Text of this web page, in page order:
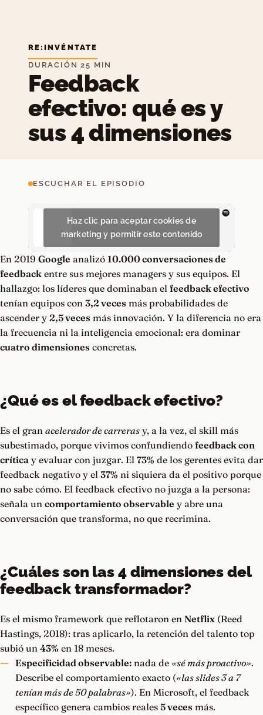
RE:INVÉNTATE
DURACIÓN 25 MIN
Feedback
efectivo: qué es y
sus 4 dimensiones
ESCUCHAR EL EPISODIO
Haz clic para aceptar cookies de
marketing y permitir este contenido
En 2019 Google analizó 10.000 conversaciones de
feedback entre sus mejores managers y sus equipos. El
hallazgo: los líderes que dominaban el feedback efectivo
tenían equipos con 3,2 veces más probabilidades de
ascender y 2,5 veces más innovación. Y la diferencia no era
la frecuencia ni la inteligencia emocional: era dominar
cuatro dimensiones concretas.
¿Qué es el feedback efectivo?
Es el gran acelerador de carreras y, a la vez, el skill más
subestimado, porque vivimos confundiendo feedback con
crítica y evaluar con juzgar. El 73% de los gerentes evita dar
feedback negativo y el 37% ni siquiera da el positivo porque
no sabe cómo. El feedback efectivo no juzga a la persona:
señala un comportamiento observable y abre una
conversación que transforma, no que recrimina.
¿Cuáles son las 4 dimensiones del
feedback transformador?
Es el mismo framework que reflotaron en Netflix (Reed
Hastings, 2018): tras aplicarlo, la retención del talento top
subió un 43% en 18 meses.
Especificidad observable:nada de «sé más proactivo».
Describe el comportamiento exacto («las slides 3 a 7
tenían más de 50 palabras»). En Microsoft, el feedback
específico genera cambios reales 5 vecesmás.